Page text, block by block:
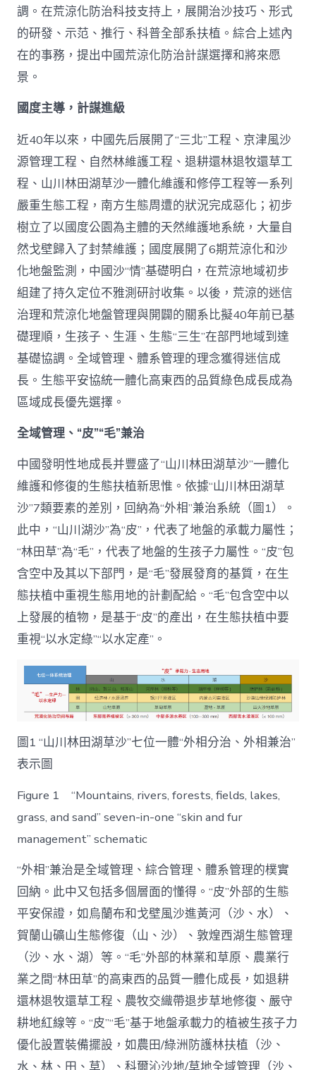
調。在荒涼化防治科技支持上，展開治沙技巧、形式
的研發、示范、推行、科普全部系扶植。綜合上述內
在的事務，提出中國荒涼化防治計謀選擇和將來愿
景。
國度主導，計謀進級
近40年以來，中國先后展開了“三北”工程、京津風沙
源管理工程、自然林維護工程、退耕還林退牧還草工
程、山川林田湖草沙一體化維護和修停工程等一系列
嚴重生態工程，南方生態周遭的狀況完成惡化；初步
樹立了以國度公園為主體的天然維護地系統，大量自
然戈壁歸入了封禁維護；國度展開了6期荒涼化和沙
化地盤監測，中國沙“情”基礎明白，在荒涼地域初步
組建了持久定位不雅測研討收集。以後，荒涼的迷信
治理和荒涼化地盤管理與開闢的關系比擬40年前已基
礎理順，生孩子、生涯、生態“三生”在部門地域到達
基礎協調。全域管理、體系管理的理念獲得迷信成
長。生態平安協統一體化高東西的品質綠色成長成為
區域成長優先選擇。
全域管理、“皮”“毛”兼治
中國發明性地成長并豐盛了“山川林田湖草沙”一體化
維護和修復的生態扶植新思惟。依據“山川林田湖草
沙”7類要素的差別，回納為“外相”兼治系統（圖1）。
此中，“山川湖沙”為“皮”，代表了地盤的承載力屬性；
“林田草”為“毛”，代表了地盤的生孩子力屬性。“皮”包
含空中及其以下部門，是“毛”發展發育的基質，在生
態扶植中重視生態用地的計劃配給。“毛”包含空中以
上發展的植物，是基于“皮”的產出，在生態扶植中要
重視“以水定綠”“以水定產”。
圖1 “山川林田湖草沙”七位一體“外相分治、外相兼治”
表示圖
Figure 1 “Mountains, rivers, forests, fields, lakes,
grass, and sand” seven-in-one “skin and fur
management” schematic
“外相”兼治是全域管理、綜合管理、體系管理的樸實
回納。此中又包括多個層面的懂得。“皮”外部的生態
平安保證，如烏蘭布和戈壁風沙進黃河（沙、水）、
賀蘭山礦山生態修復（山、沙）、敦煌西湖生態管理
（沙、水、湖）等。“毛”外部的林業和草原、農業行
業之間“林田草”的高東西的品質一體化成長，如退耕
還林退牧還草工程、農牧交織帶退步草地修復、嚴守
耕地紅線等。“皮”“毛”基于地盤承載力的植被生孩子力
優化設置裝備擺設，如農田/綠洲防護林扶植（沙、
水、林、田、草）、科爾沁沙地/草地全域管理（沙、